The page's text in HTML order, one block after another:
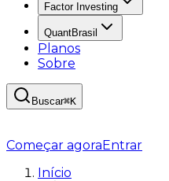
Factor Investing
QuantBrasil
Planos
Sobre
Buscar⌘K
Começar agoraEntrar
Início